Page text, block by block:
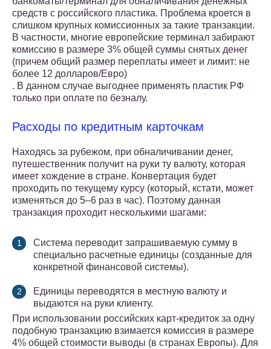
средств с российского пластика. Проблема кроется в
слишком крупных комиссионных за такие транзакции.
В частности, многие европейские терминал забирают
комиссию в размере 3% общей суммы снятых денег
(причем общий размер переплаты имеет и лимит: не
более 12 долларов/Евро)
. В данном случае выгоднее применять пластик РФ
только при оплате по безналу.
Расходы по кредитным карточкам
Находясь за рубежом, при обналичивании денег,
путешественник получит на руки ту валюту, которая
имеет хождение в стране. Конвертация будет
проходить по текущему курсу (который, кстати, может
изменяться до 5–6 раз в час). Поэтому данная
транзакция проходит несколькими шагами:
Система переводит запрашиваемую сумму в
специально расчетные единицы (созданные для
конкретной финансовой системы).
Единицы переводятся в местную валюту и
выдаются на руки клиенту.
При использовании российских карт-кредиток за одну
подобную транзакцию взимается комиссия в размере
4% общей стоимости выводы (в странах Европы). Для